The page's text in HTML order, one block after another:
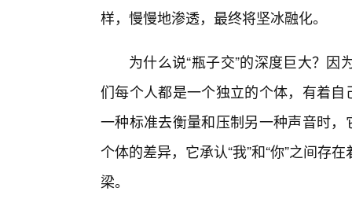
样，慢慢地渗透，最终将坚冰融化。
为什么说“瓶子交”的深度巨大？
们每个人都是一个独立的个体，有着
一种标准去衡量和压制另一种声音时
个体的差异，它承认“我”和“你”之间存
梁。